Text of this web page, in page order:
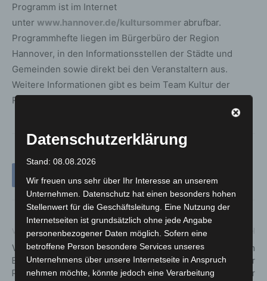
Programm ist im Internet
unter www.hannover.de/kultursommer abrufbar.
Programmhefte liegen im Bürgerbüro der Region
Hannover, in den Informationsstellen der Städte und
Gemeinden sowie direkt bei den Veranstaltern aus.
Weitere Informationen gibt es beim Team Kultur der
Region Hannover unter Telefon (0511) 616-25200.
Vorheriger Artikel
Videoschaltkonferenz der
Bundeskanzlerin mit den
Regierungschefinnen und
Nächster Artikel
11.08.2021 – Update zu den
Covid-19 Neuinfektionen in der
Region Hannover
Datenschutzerklärung
Stand: 08.08.2026
Wir freuen uns sehr über Ihr Interesse an unserem
Unternehmen. Datenschutz hat einen besonders hohen
Stellenwert für die Geschäftsleitung. Eine Nutzung der
Internetseiten ist grundsätzlich ohne jede Angabe
personenbezogener Daten möglich. Sofern eine
betroffene Person besondere Services unseres
Unternehmens über unsere Internetseite in Anspruch
nehmen möchte, könnte jedoch eine Verarbeitung